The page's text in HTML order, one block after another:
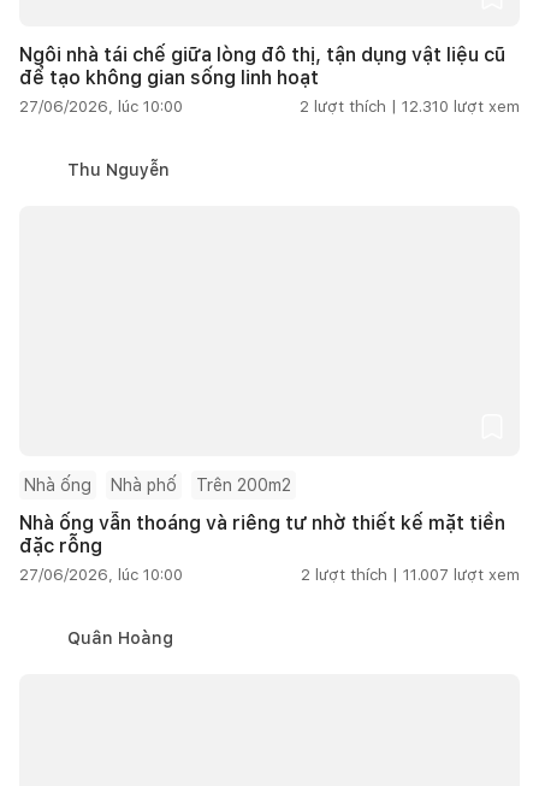
Ngôi nhà tái chế giữa lòng đô thị, tận dụng vật liệu cũ
để tạo không gian sống linh hoạt
27/06/2026, lúc 10:00 2 lượt thích | 12.310 lượt xem
Thu Nguyễn
Nhà ống Nhà phố Trên 200m2
Nhà ống vẫn thoáng và riêng tư nhờ thiết kế mặt tiền
đặc rỗng
27/06/2026, lúc 10:00 2 lượt thích | 11.007 lượt xem
Quân Hoàng